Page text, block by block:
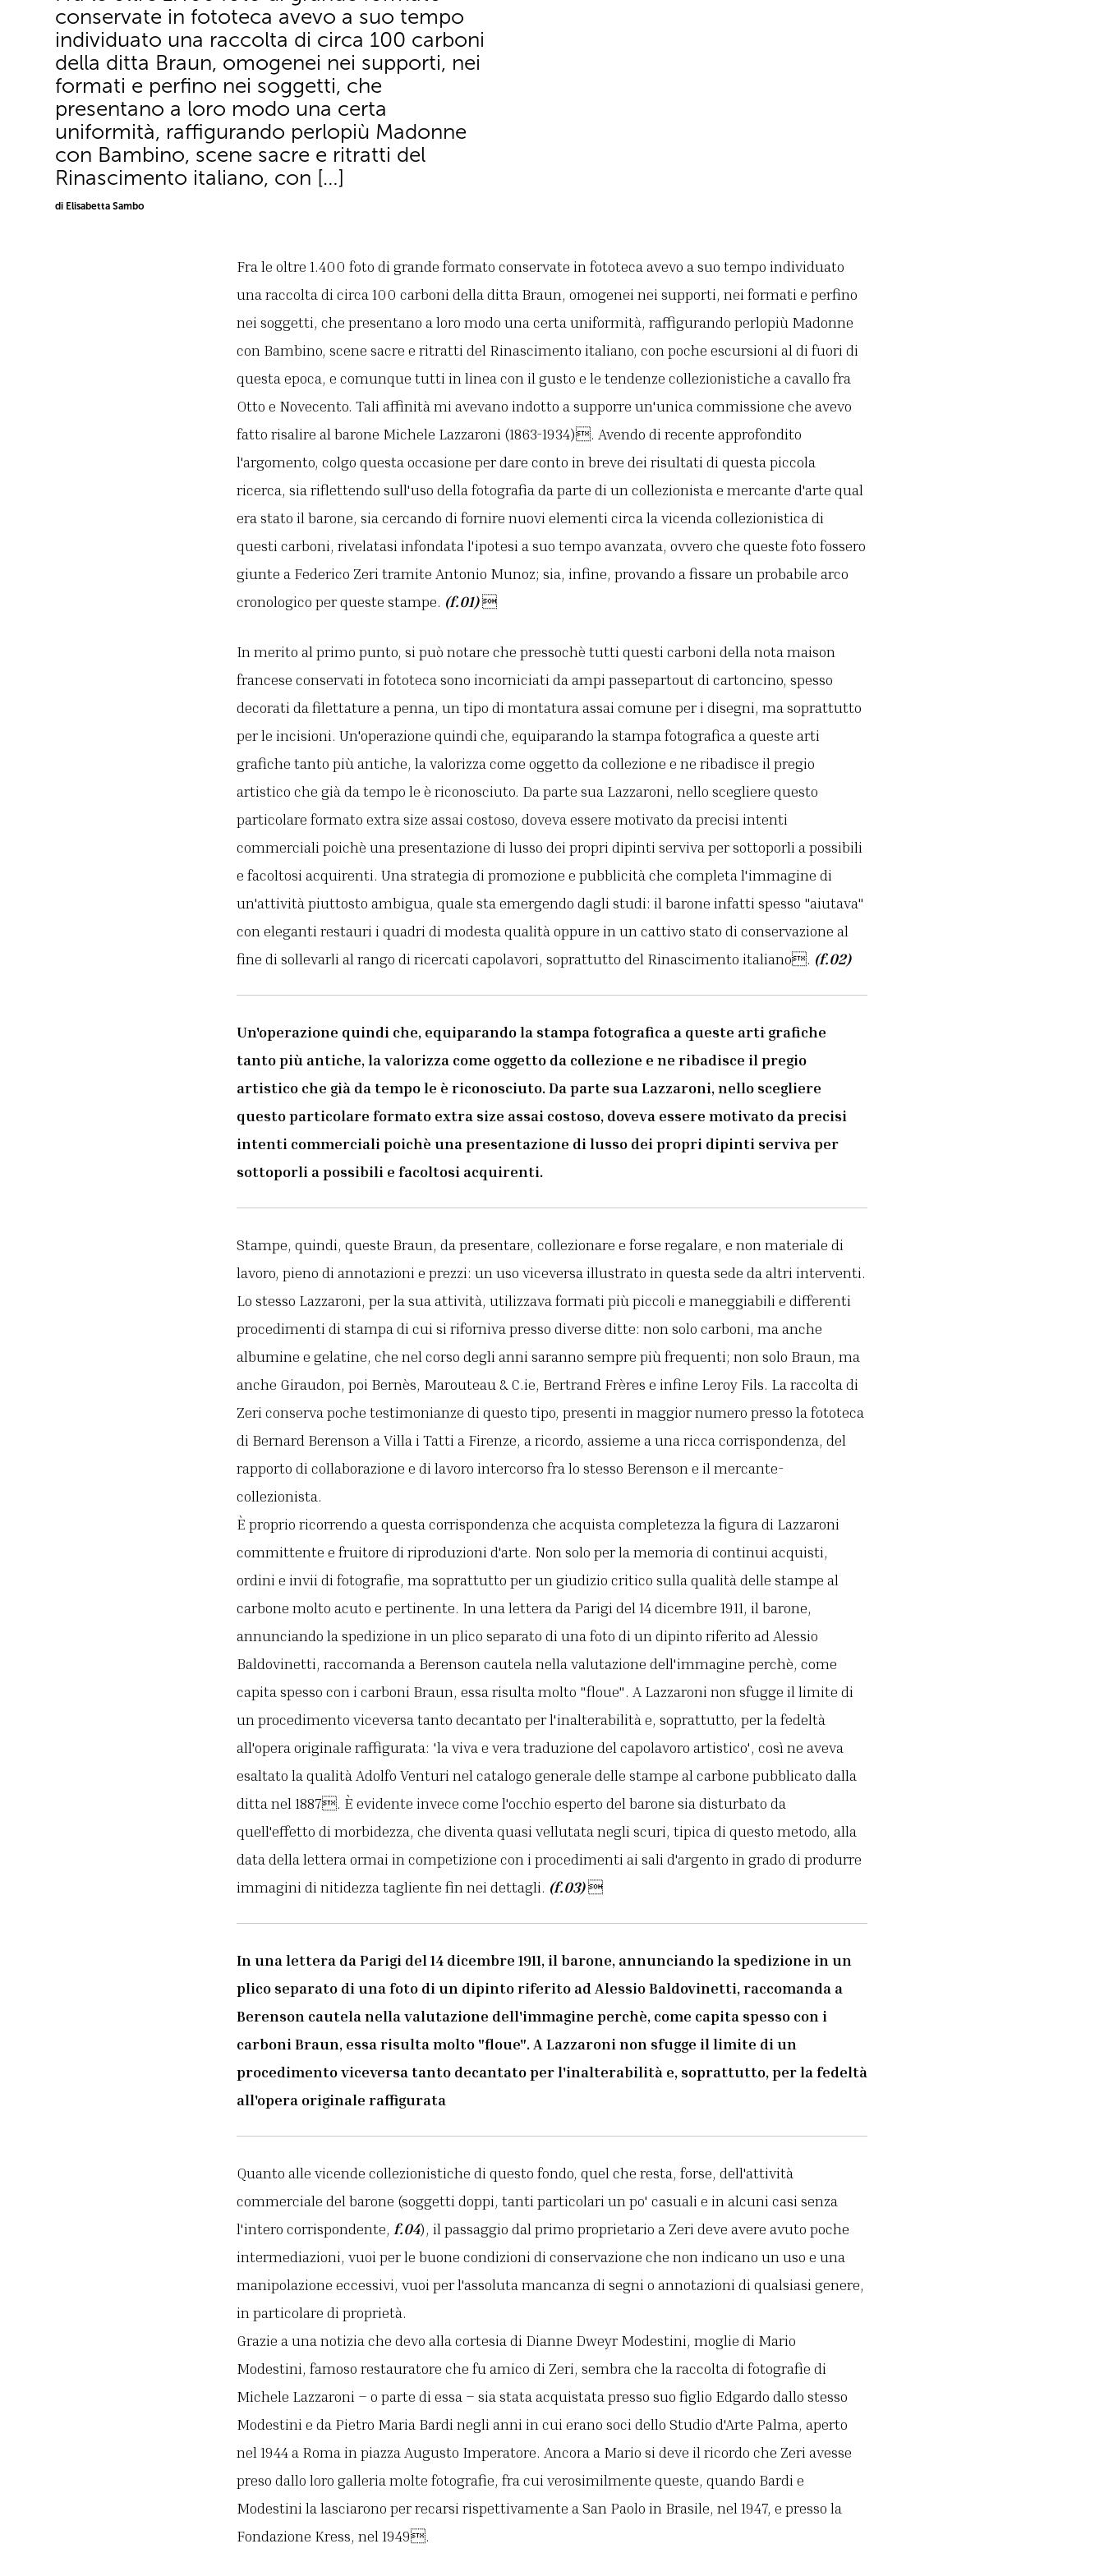
conservate in fototeca avevo a suo tempo
individuato una raccolta di circa 100 carboni
della ditta Braun, omogenei nei supporti, nei
formati e perfino nei soggetti, che
presentano a loro modo una certa
uniformità, raffigurando perlopiù Madonne
con Bambino, scene sacre e ritratti del
Rinascimento italiano, con […]
di Elisabetta Sambo
Fra le oltre 1.400 foto di grande formato conservate in fototeca avevo a suo tempo individuato
una raccolta di circa 100 carboni della ditta Braun, omogenei nei supporti, nei formati e perfino
nei soggetti, che presentano a loro modo una certa uniformità, raffigurando perlopiù Madonne
con Bambino, scene sacre e ritratti del Rinascimento italiano, con poche escursioni al di fuori di
questa epoca, e comunque tutti in linea con il gusto e le tendenze collezionistiche a cavallo fra
Otto e Novecento. Tali affinità mi avevano indotto a supporre un'unica commissione che avevo
fatto risalire al barone Michele Lazzaroni (1863-1934). Avendo di recente approfondito
l'argomento, colgo questa occasione per dare conto in breve dei risultati di questa piccola
ricerca, sia riflettendo sull'uso della fotografia da parte di un collezionista e mercante d'arte qual
era stato il barone, sia cercando di fornire nuovi elementi circa la vicenda collezionistica di
questi carboni, rivelatasi infondata l'ipotesi a suo tempo avanzata, ovvero che queste foto fossero
giunte a Federico Zeri tramite Antonio Munoz; sia, infine, provando a fissare un probabile arco
cronologico per queste stampe. (f.01)
In merito al primo punto, si può notare che pressochè tutti questi carboni della nota maison
francese conservati in fototeca sono incorniciati da ampi passepartout di cartoncino, spesso
decorati da filettature a penna, un tipo di montatura assai comune per i disegni, ma soprattutto
per le incisioni. Un'operazione quindi che, equiparando la stampa fotografica a queste arti
grafiche tanto più antiche, la valorizza come oggetto da collezione e ne ribadisce il pregio
artistico che già da tempo le è riconosciuto. Da parte sua Lazzaroni, nello scegliere questo
particolare formato extra size assai costoso, doveva essere motivato da precisi intenti
commerciali poichè una presentazione di lusso dei propri dipinti serviva per sottoporli a possibili
e facoltosi acquirenti. Una strategia di promozione e pubblicità che completa l'immagine di
un'attività piuttosto ambigua, quale sta emergendo dagli studi: il barone infatti spesso "aiutava"
con eleganti restauri i quadri di modesta qualità oppure in un cattivo stato di conservazione al
fine di sollevarli al rango di ricercati capolavori, soprattutto del Rinascimento italiano. (f.02)
Un'operazione quindi che, equiparando la stampa fotografica a queste arti grafiche
tanto più antiche, la valorizza come oggetto da collezione e ne ribadisce il pregio
artistico che già da tempo le è riconosciuto. Da parte sua Lazzaroni, nello scegliere
questo particolare formato extra size assai costoso, doveva essere motivato da precisi
intenti commerciali poichè una presentazione di lusso dei propri dipinti serviva per
sottoporli a possibili e facoltosi acquirenti.
Stampe, quindi, queste Braun, da presentare, collezionare e forse regalare, e non materiale di
lavoro, pieno di annotazioni e prezzi: un uso viceversa illustrato in questa sede da altri interventi.
Lo stesso Lazzaroni, per la sua attività, utilizzava formati più piccoli e maneggiabili e differenti
procedimenti di stampa di cui si riforniva presso diverse ditte: non solo carboni, ma anche
albumine e gelatine, che nel corso degli anni saranno sempre più frequenti; non solo Braun, ma
anche Giraudon, poi Bernès, Marouteau & C.ie, Bertrand Frères e infine Leroy Fils. La raccolta di
Zeri conserva poche testimonianze di questo tipo, presenti in maggior numero presso la fototeca
di Bernard Berenson a Villa i Tatti a Firenze, a ricordo, assieme a una ricca corrispondenza, del
rapporto di collaborazione e di lavoro intercorso fra lo stesso Berenson e il mercante-
collezionista.
È proprio ricorrendo a questa corrispondenza che acquista completezza la figura di Lazzaroni
committente e fruitore di riproduzioni d'arte. Non solo per la memoria di continui acquisti,
ordini e invii di fotografie, ma soprattutto per un giudizio critico sulla qualità delle stampe al
carbone molto acuto e pertinente. In una lettera da Parigi del 14 dicembre 1911, il barone,
annunciando la spedizione in un plico separato di una foto di un dipinto riferito ad Alessio
Baldovinetti, raccomanda a Berenson cautela nella valutazione dell'immagine perchè, come
capita spesso con i carboni Braun, essa risulta molto "floue". A Lazzaroni non sfugge il limite di
un procedimento viceversa tanto decantato per l'inalterabilità e, soprattutto, per la fedeltà
all'opera originale raffigurata: 'la viva e vera traduzione del capolavoro artistico', così ne aveva
esaltato la qualità Adolfo Venturi nel catalogo generale delle stampe al carbone pubblicato dalla
ditta nel 1887. È evidente invece come l'occhio esperto del barone sia disturbato da
quell'effetto di morbidezza, che diventa quasi vellutata negli scuri, tipica di questo metodo, alla
data della lettera ormai in competizione con i procedimenti ai sali d'argento in grado di produrre
immagini di nitidezza tagliente fin nei dettagli. (f.03)
In una lettera da Parigi del 14 dicembre 1911, il barone, annunciando la spedizione in un
plico separato di una foto di un dipinto riferito ad Alessio Baldovinetti, raccomanda a
Berenson cautela nella valutazione dell'immagine perchè, come capita spesso con i
carboni Braun, essa risulta molto "floue". A Lazzaroni non sfugge il limite di un
procedimento viceversa tanto decantato per l'inalterabilità e, soprattutto, per la fedeltà
all'opera originale raffigurata
Quanto alle vicende collezionistiche di questo fondo, quel che resta, forse, dell'attività
commerciale del barone (soggetti doppi, tanti particolari un po' casuali e in alcuni casi senza
l'intero corrispondente, f.04), il passaggio dal primo proprietario a Zeri deve avere avuto poche
intermediazioni, vuoi per le buone condizioni di conservazione che non indicano un uso e una
manipolazione eccessivi, vuoi per l'assoluta mancanza di segni o annotazioni di qualsiasi genere,
in particolare di proprietà.
Grazie a una notizia che devo alla cortesia di Dianne Dweyr Modestini, moglie di Mario
Modestini, famoso restauratore che fu amico di Zeri, sembra che la raccolta di fotografie di
Michele Lazzaroni – o parte di essa – sia stata acquistata presso suo figlio Edgardo dallo stesso
Modestini e da Pietro Maria Bardi negli anni in cui erano soci dello Studio d'Arte Palma, aperto
nel 1944 a Roma in piazza Augusto Imperatore. Ancora a Mario si deve il ricordo che Zeri avesse
preso dallo loro galleria molte fotografie, fra cui verosimilmente queste, quando Bardi e
Modestini la lasciarono per recarsi rispettivamente a San Paolo in Brasile, nel 1947, e presso la
Fondazione Kress, nel 1949.